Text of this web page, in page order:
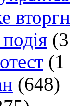
(1
(648)